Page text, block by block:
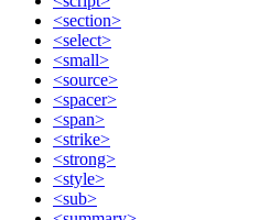
<section>
<select>
<small>
<source>
<spacer>
<span>
<strike>
<strong>
<style>
<sub>